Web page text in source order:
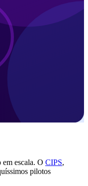
escala. O CIPS,
pilotos